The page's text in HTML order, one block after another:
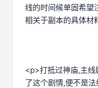
线的时间候单固希望
相关于副本的具体材
<p>打抵过神庙,主线
了这个剧情,便不是